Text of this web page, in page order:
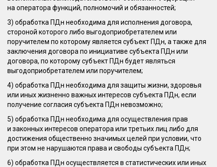
на оператора функций, полномочий и обязанностей;
3) обработка ПДн необходима для исполнения договора,
стороной которого либо выгодоприобретателем или
поручителем по которому является субъект ПДн, а также для
заключения договора по инициативе субъекта ПДн или
договора, по которому субъект ПДн будет являться
выгодоприобретателем или поручителем;
4) обработка ПДн необходима для защиты жизни, здоровья
или иных жизненно важных интересов субъекта ПДн, если
получение согласия субъекта ПДн невозможно;
5) обработка ПДн необходима для осуществления прав
и законных интересов оператора или третьих лиц либо для
достижения общественно значимых целей при условии, что
при этом не нарушаются права и свободы субъекта ПДн;
6) обработка ПДн осуществляется в статистических или иных